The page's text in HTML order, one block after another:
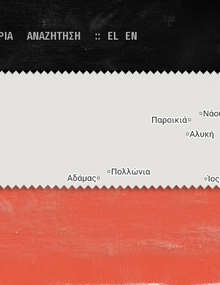
ΑΝΑΖΗΤΗΣΗ EL EN
εικόνα ενδέχεται να υπόκειται σε πνευματικά δικαιώματα